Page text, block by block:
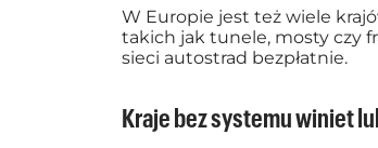
W Europie jest też wiele
takich jak tunele, mosty czy
sieci autostrad bezpłatnie.
Kraje bez systemu winiet